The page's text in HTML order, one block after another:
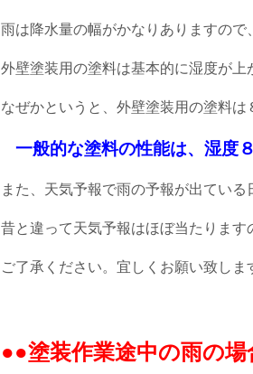
雨は降水量の幅がかなりありますので
外壁塗装用の塗料は基本的に湿度が上
なぜかというと、外壁塗装用の塗料
一般的な塗料の性能は、湿度
また、天気予報で雨の予報が出てい
昔と違って天気予報はほぼ当たります
ご了承ください。宜しくお願い致しま
●●塗装作業途中の雨の場